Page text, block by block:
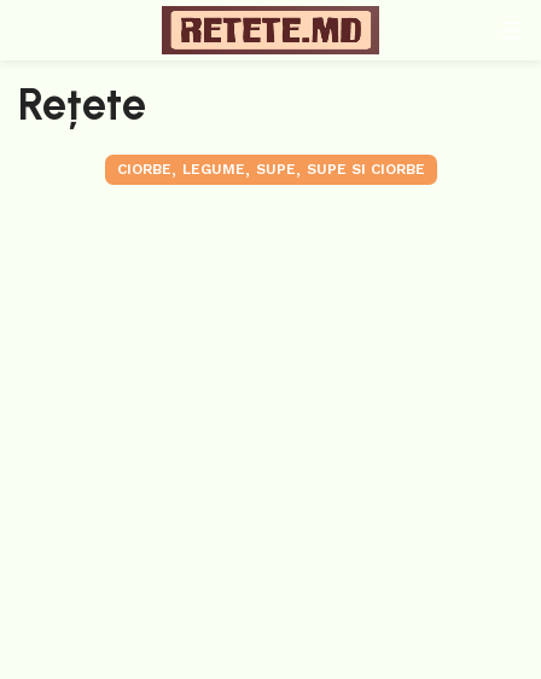
Rețete
CIORBE, LEGUME, SUPE, SUPE SI CIORBE